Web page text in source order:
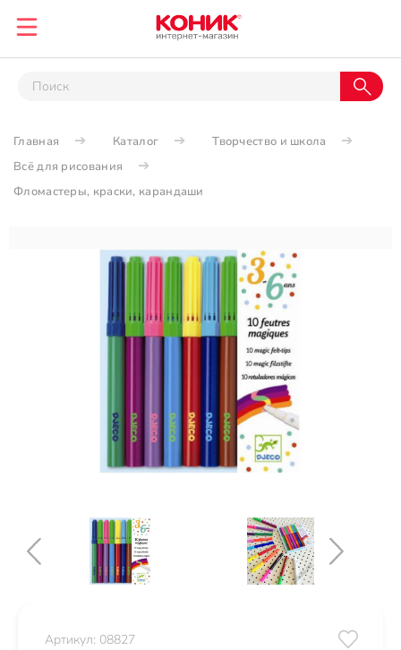
Главная Каталог
Творчество и школа
Всё для рисования
Фломастеры, краски, карандаши
Артикул: 08827